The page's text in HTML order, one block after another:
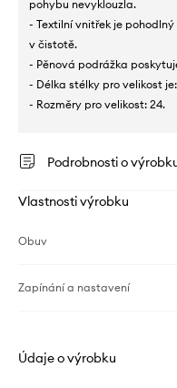
pohybu nevyklouzla.
- Textilní vnitřek je
v čistotě.
- Pěnová podrážka
- Délka stélky pro velikost je:
- Rozměry pro velikost: 24.
Podrobnosti o
Vlastnosti výrobku
Obuv
Zapínání a nastavení
Údaje o výrobku